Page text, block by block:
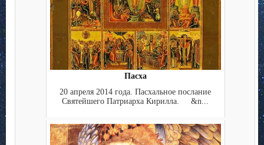
Пасха
20 апреля 2014 года. Пасхальное послание
Святейшего Патриарха Кирилла. &n...